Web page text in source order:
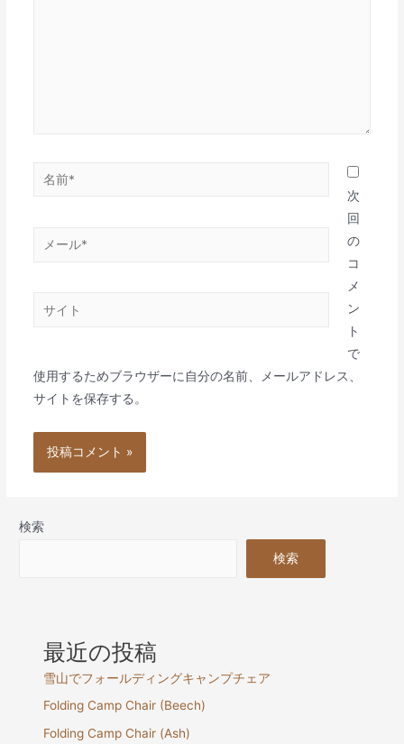
次
回
の
コ
メ
ン
ト
で
使用するためブラウザーに自分の名前、メールアドレス、
サイトを保存する。
検索
検索
最近の投稿
雪山でフォールディングキャンプチェア
Folding Camp Chair (Beech)
Folding Camp Chair (Ash)